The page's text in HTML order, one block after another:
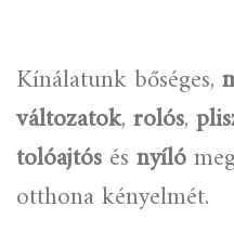
Kínálatunk bőséges,
változatok,rolós,
tolóajtósésnyíló
otthona kényelmét.